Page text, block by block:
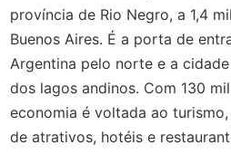
província de Rio Negro, a 1,4
Buenos Aires. É a porta de
Argentina pelo norte e a
dos lagos andinos. Com 130
economia é voltada ao
de atrativos, hotéis e